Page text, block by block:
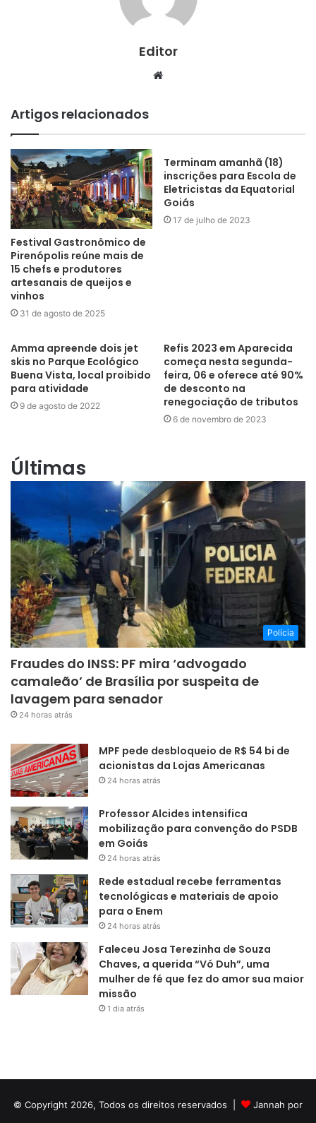
Editor
Website
Artigos relacionados
Festival Gastronômico de
Pirenópolis reúne mais de
15 chefs e produtores
artesanais de queijos e
vinhos
31 de agosto de 2025
Terminam amanhã (18)
inscrições para Escola de
Eletricistas da Equatorial
Goiás
17 de julho de 2023
Amma apreende dois jet
skis no Parque Ecológico
Buena Vista, local proibido
para atividade
9 de agosto de 2022
Refis 2023 em Aparecida
começa nesta segunda-
feira, 06 e oferece até 90%
de desconto na
renegociação de tributos
6 de novembro de 2023
Últimas
Polícia
Fraudes do INSS: PF mira ‘advogado
camaleão’ de Brasília por suspeita de
lavagem para senador
24 horas atrás
MPF pede desbloqueio de R$ 54 bi de
acionistas da Lojas Americanas
24 horas atrás
Professor Alcides intensifica
mobilização para convenção do PSDB
em Goiás
24 horas atrás
Rede estadual recebe ferramentas
tecnológicas e materiais de apoio
para o Enem
24 horas atrás
Faleceu Josa Terezinha de Souza
Chaves, a querida “Vó Duh”, uma
mulher de fé que fez do amor sua maior
missão
1 dia atrás
© Copyright 2026, Todos os direitos reservados |
Jannah por